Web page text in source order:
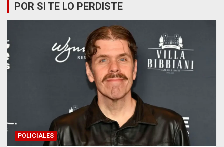
POR SI TE LO PERDISTE
POLICIALES